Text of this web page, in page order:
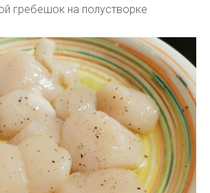
гребешок на полустворке